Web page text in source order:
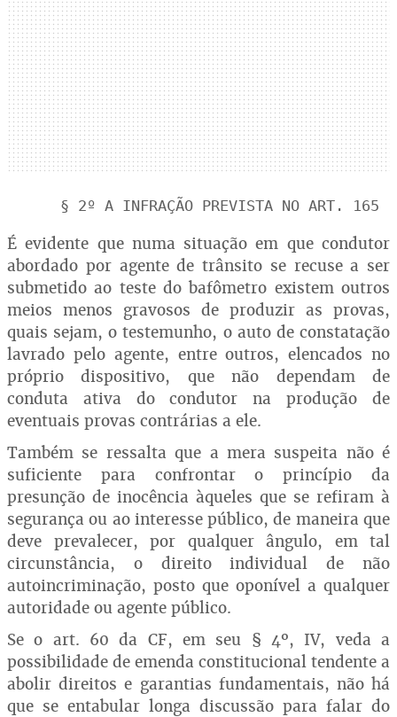
§ 2º A INFRAÇÃO PREVISTA NO ART. 165
É evidente que numa situação em que condutor
abordado por agente de trânsito se recuse a ser
submetido ao teste do bafômetro existem outros
meios menos gravosos de produzir as provas,
quais sejam, o testemunho, o auto de constatação
lavrado pelo agente, entre outros, elencados no
próprio dispositivo, que não dependam de
conduta ativa do condutor na produção de
eventuais provas contrárias a ele.
Também se ressalta que a mera suspeita não é
suficiente para confrontar o princípio da
presunção de inocência àqueles que se refiram à
segurança ou ao interesse público, de maneira que
deve prevalecer, por qualquer ângulo, em tal
circunstância, o direito individual de não
autoincriminação, posto que oponível a qualquer
autoridade ou agente público.
Se o art. 60 da CF, em seu § 4º, IV, veda a
possibilidade de emenda constitucional tendente a
abolir direitos e garantias fundamentais, não há
que se entabular longa discussão para falar do